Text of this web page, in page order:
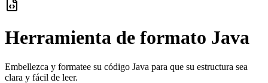
Buscar herramientas
Búsqueda rápida de herramientas
Herramienta de formato Java
Embellezca y formatee su código Java para que su estructura sea
clara y fácil de leer.